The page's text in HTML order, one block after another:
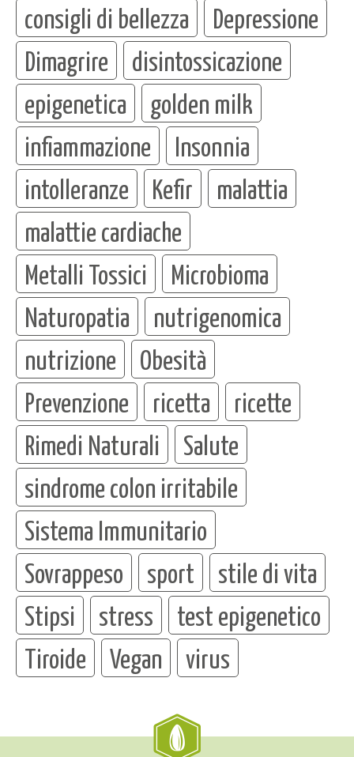
consigli di bellezza
Depressione
Dimagrire
disintossicazione
epigenetica
golden milk
infiammazione
Insonnia
intolleranze
Kefir
malattia
malattie cardiache
Metalli Tossici
Microbioma
Naturopatia
nutrigenomica
nutrizione
Obesità
Prevenzione
ricetta
ricette
Rimedi Naturali
Salute
sindrome colon irritabile
Sistema Immunitario
Sovrappeso
sport
stile di vita
Stipsi
stress
test epigenetico
Tiroide
Vegan virus